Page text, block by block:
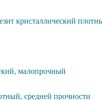
кристаллический
малопрочный
средней прочности